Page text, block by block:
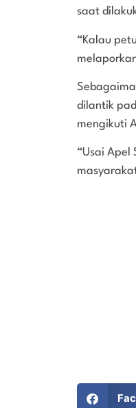
saat
“Kalau
dilantik
mengikuti
“Usai Apel